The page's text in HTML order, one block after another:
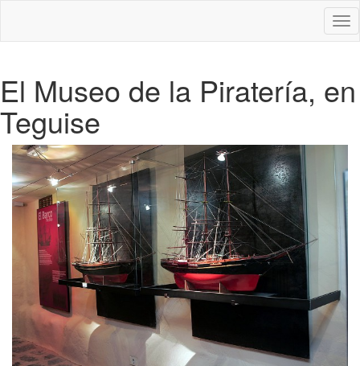
El Museo de la Piratería, en
Teguise